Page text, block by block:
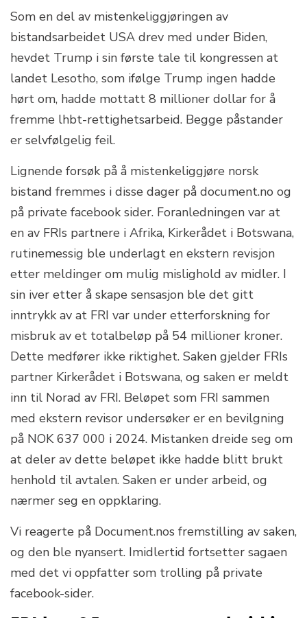
Som en del av mistenkeliggjøringen av
bistandsarbeidet USA drev med under Biden,
hevdet Trump i sin første tale til kongressen at
landet Lesotho, som ifølge Trump ingen hadde
hørt om, hadde mottatt 8 millioner dollar for å
fremme lhbt-rettighetsarbeid. Begge påstander
er selvfølgelig feil.
Lignende forsøk på å mistenkeliggjøre norsk
bistand fremmes i disse dager på document.no og
på private facebook sider. Foranledningen var at
en av FRIs partnere i Afrika, Kirkerådet i Botswana,
rutinemessig ble underlagt en ekstern revisjon
etter meldinger om mulig mislighold av midler. I
sin iver etter å skape sensasjon ble det gitt
inntrykk av at FRI var under etterforskning for
misbruk av et totalbeløp på 54 millioner kroner.
Dette medfører ikke riktighet. Saken gjelder FRIs
partner Kirkerådet i Botswana, og saken er meldt
inn til Norad av FRI. Beløpet som FRI sammen
med ekstern revisor undersøker er en bevilgning
på NOK 637 000 i 2024. Mistanken dreide seg om
at deler av dette beløpet ikke hadde blitt brukt
henhold til avtalen. Saken er under arbeid, og
nærmer seg en oppklaring.
Vi reagerte på Document.nos fremstilling av saken,
og den ble nyansert. Imidlertid fortsetter sagaen
med det vi oppfatter som trolling på private
facebook-sider.